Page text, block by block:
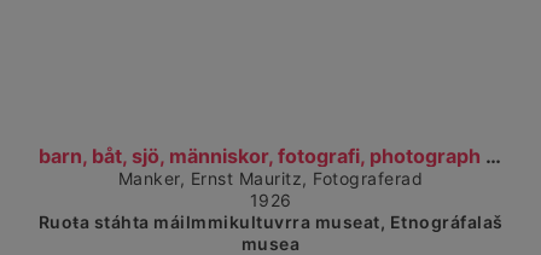
barn, båt, sjö, människor, fotografi, photograph (...
Čájet dárkkes dieđuid
Manker, Ernst Mauritz, Fotograferad
1926
Ruoŧa stáhta máilmmikultuvrra museat, Etnográfalaš
musea